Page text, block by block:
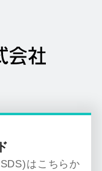
はこちらか